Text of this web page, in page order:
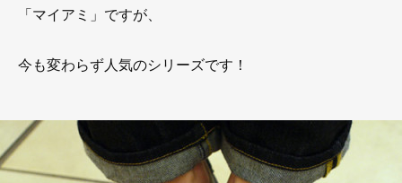
「マイアミ」ですが、
今も変わらず人気のシリーズです！